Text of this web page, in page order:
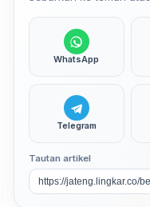
WhatsApp
Telegram
Tautan artikel